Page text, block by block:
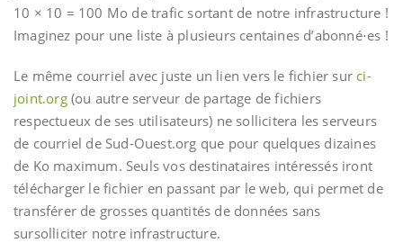
10 × 10 = 100 Mo de trafic sortant de notre infrastructure !
Imaginez pour une liste à plusieurs centaines d’abonné⋅es !
Le même courriel avec juste un lien vers le fichier sur ci-
joint.org(ou autre serveur de partage de fichiers
respectueux de ses utilisateurs) ne sollicitera les serveurs
de courriel de Sud-Ouest.org que pour quelques dizaines
de Ko maximum. Seuls vos destinataires intéressés iront
télécharger le fichier en passant par le web, qui permet de
transférer de grosses quantités de données sans
sursolliciter notre infrastructure.